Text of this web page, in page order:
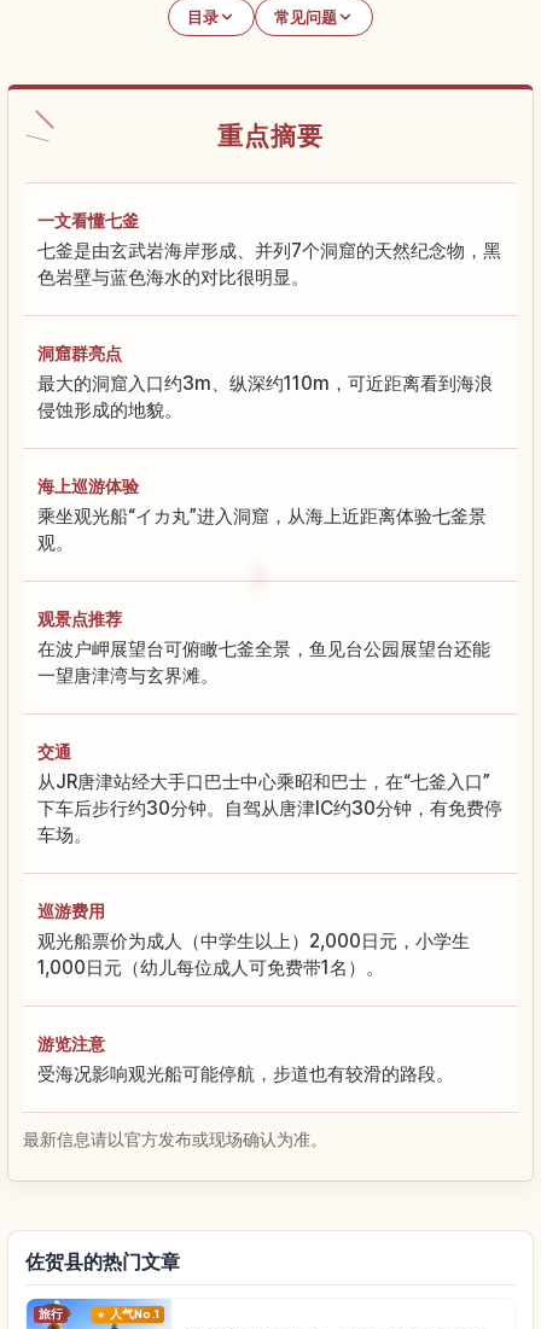
目录 常见问题
重点摘要
一文看懂七釜
七釜是由玄武岩海岸形成、并列7个洞窟的天然纪念物，黑
色岩壁与蓝色海水的对比很明显。
洞窟群亮点
最大的洞窟入口约3m、纵深约110m，可近距离看到海浪
侵蚀形成的地貌。
海上巡游体验
乘坐观光船“イカ丸”进入洞窟，从海上近距离体验七釜景
观。
观景点推荐
在波户岬展望台可俯瞰七釜全景，鱼见台公园展望台还能
一望唐津湾与玄界滩。
交通
从JR唐津站经大手口巴士中心乘昭和巴士，在“七釜入口”
下车后步行约30分钟。自驾从唐津IC约30分钟，有免费停
车场。
巡游费用
观光船票价为成人（中学生以上）2,000日元，小学生
1,000日元（幼儿每位成人可免费带1名）。
游览注意
受海况影响观光船可能停航，步道也有较滑的路段。
最新信息请以官方发布或现场确认为准。
佐贺县的热门文章
旅行 人气No.1